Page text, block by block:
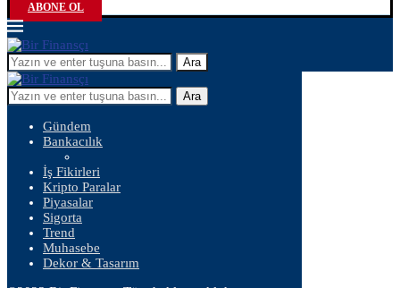
ABONE OL
Ara
Ara
Gündem
Bankacılık
İş Fikirleri
Kripto Paralar
Piyasalar
Sigorta
Trend
Muhasebe
Dekor & Tasarım